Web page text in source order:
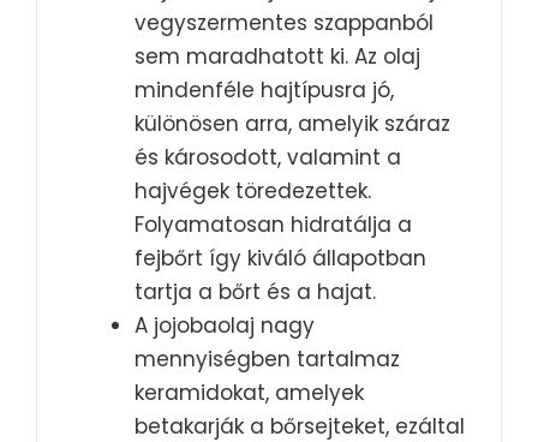
vegyszermentes szappanból
sem maradhatott ki. Az olaj
mindenféle hajtípusra jó,
különösen arra, amelyik száraz
és károsodott, valamint a
hajvégek töredezettek.
Folyamatosan hidratálja a
fejbőrt így kiváló állapotban
tartja a bőrt és a hajat.
A jojobaolaj nagy
mennyiségben tartalmaz
keramidokat, amelyek
betakarják a bőrsejteket, ezáltal